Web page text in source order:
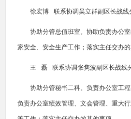
徐宏博 联系协调吴立群副区长战线
协助分管总值班室。协助负责办公
家安全、安全生产工作；落实主任交办的
王 磊 联系协调张隽波副区长战线
协助分管秘书二科。负责办公室工
负责办公室绩效管理、文会管理、重大